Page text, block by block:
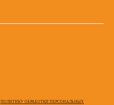
ПОЛИТИКУ ОБРАБОТКИ ПЕРСОНАЛЬНЫХ